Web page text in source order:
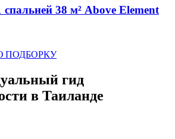
38 м² Above Element
ПОДБОРКУ
гид
в Таиланде